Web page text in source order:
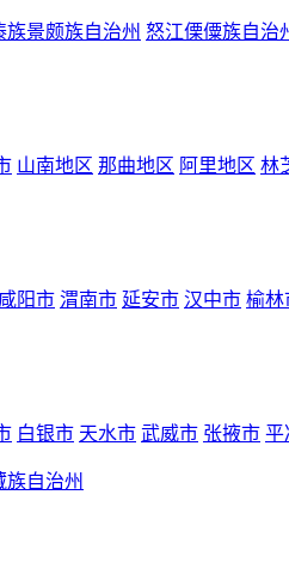
族景颇族自治州 怒江傈僳族自治
山南地区 那曲地区 阿里地区 林
咸阳市 渭南市 延安市 汉中市 榆林
白银市 天水市 武威市 张掖市 平
族自治州